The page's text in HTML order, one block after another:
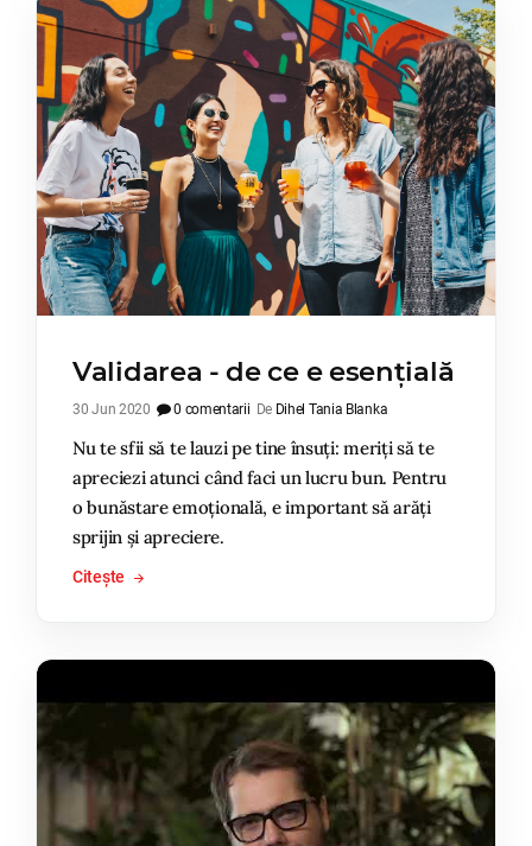
Validarea - de ce e esențială
30 Jun 2020 0 comentarii De Dihel Tania Blanka
Nu te sfii să te lauzi pe tine însuți: meriți să te
apreciezi atunci când faci un lucru bun. Pentru
o bunăstare emoțională, e important să arăți
sprijin și apreciere.
Citește